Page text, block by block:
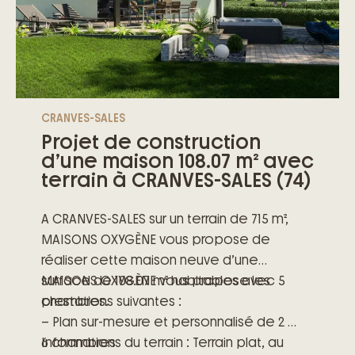
CRANVES-SALES
Projet de construction
d’une maison 108.07 m² avec
terrain à CRANVES-SALES (74)
A CRANVES-SALES sur un terrain de 715 m²,
MAISONS OXYGÈNE vous propose de
réaliser cette maison neuve d’une
surface de 108.07 m² habitables avec 5
chambres.
MAISONS OXYGÈNE vous propose les
prestations suivantes :
– Plan sur-mesure et personnalisé de 2 à
6 chambres
Informations du terrain : Terrain plat, au